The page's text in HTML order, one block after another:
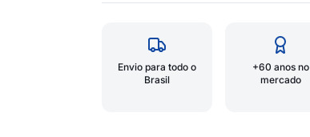
Envio para todo o
Brasil
+60 anos no
mercado